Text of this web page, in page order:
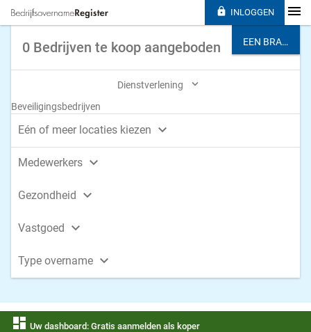
0 Bedrijven te koop aangeboden EEN BRANCHE KIEZEN
Dienstverlening 
Beveiligingsbedrijven
Eén of meer locaties kiezen 
Medewerkers 
Gezondheid 
Vastgoed 
Type overname 
 INLOGGEN
dashboard Uw dashboard: Gratis aanmelden als koper